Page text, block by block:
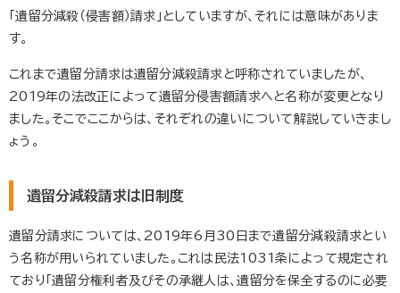
「遺留分減殺（侵害額）請求」としていますが、それには意味がありま
す。
これまで遺留分請求は遺留分減殺請求と呼称されていましたが、
2019年の法改正によって遺留分侵害額請求へと名称が変更となり
ました。そこでここからは、それぞれの違いについて解説していきまし
ょう。
遺留分減殺請求は旧制度
遺留分請求については、2019年6月30日まで遺留分減殺請求とい
う名称が用いられていました。これは民法1031条によって規定され
ており「遺留分権利者及びその承継人は、遺留分を保全するのに必要